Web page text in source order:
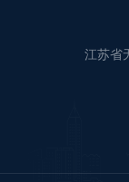
江苏省